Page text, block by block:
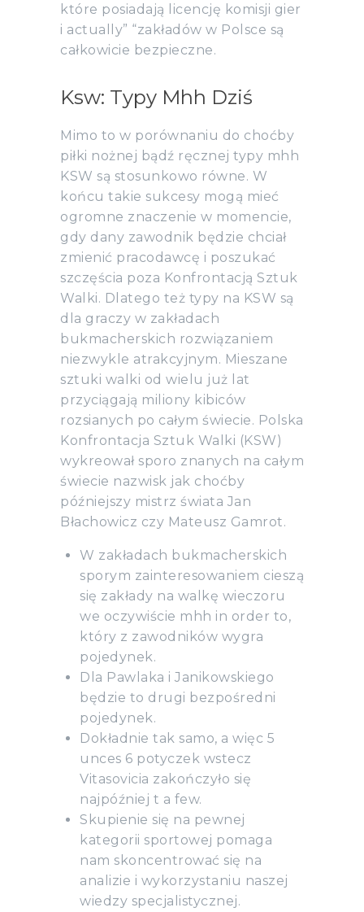
które posiadają licencję komisji gier
i actually” “zakładów w Polsce są
całkowicie bezpieczne.
Ksw: Typy Mhh Dziś
Mimo to w porównaniu do choćby
piłki nożnej bądź ręcznej typy mhh
KSW są stosunkowo równe. W
końcu takie sukcesy mogą mieć
ogromne znaczenie w momencie,
gdy dany zawodnik będzie chciał
zmienić pracodawcę i poszukać
szczęścia poza Konfrontacją Sztuk
Walki. Dlatego też typy na KSW są
dla graczy w zakładach
bukmacherskich rozwiązaniem
niezwykle atrakcyjnym. Mieszane
sztuki walki od wielu już lat
przyciągają miliony kibiców
rozsianych po całym świecie. Polska
Konfrontacja Sztuk Walki (KSW)
wykreował sporo znanych na całym
świecie nazwisk jak choćby
późniejszy mistrz świata Jan
Błachowicz czy Mateusz Gamrot.
W zakładach bukmacherskich
sporym zainteresowaniem cieszą
się zakłady na walkę wieczoru
we oczywiście mhh in order to,
który z zawodników wygra
pojedynek.
Dla Pawlaka i Janikowskiego
będzie to drugi bezpośredni
pojedynek.
Dokładnie tak samo, a więc 5
unces 6 potyczek wstecz
Vitasovicia zakończyło się
najpóźniej t a few.
Skupienie się na pewnej
kategorii sportowej pomaga
nam skoncentrować się na
analizie i wykorzystaniu naszej
wiedzy specjalistycznej.